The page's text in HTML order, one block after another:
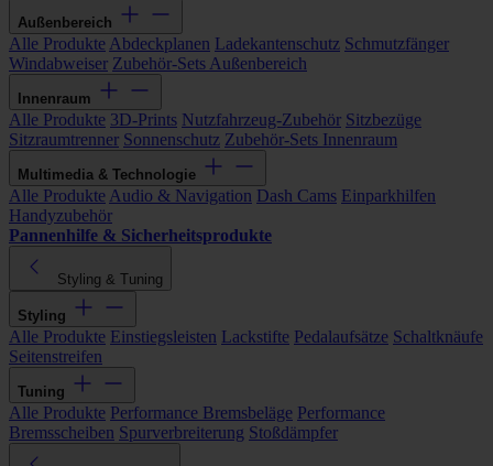
Außenbereich
Alle Produkte Abdeckplanen Ladekantenschutz Schmutzfänger
Windabweiser Zubehör-Sets Außenbereich
Innenraum
Alle Produkte 3D-Prints Nutzfahrzeug-Zubehör Sitzbezüge
Sitzraumtrenner Sonnenschutz Zubehör-Sets Innenraum
Multimedia & Technologie
Alle Produkte Audio & Navigation Dash Cams Einparkhilfen
Handyzubehör
Pannenhilfe & Sicherheitsprodukte
Styling & Tuning
Styling
Alle Produkte Einstiegsleisten Lackstifte Pedalaufsätze Schaltknäufe
Seitenstreifen
Tuning
Alle Produkte Performance Bremsbeläge Performance
Bremsscheiben Spurverbreiterung Stoßdämpfer